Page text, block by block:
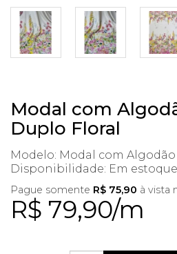
Modal com
Duplo Floral
Modelo: Modal com Algodão
Disponibilidade: Em estoque
R$ 79,90/m
Pague somente R$ 75,90 à vista